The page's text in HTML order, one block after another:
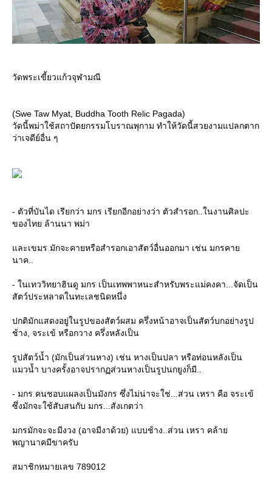
วัดพระเขี้ยวแก้วจุฬามณี
(Swe Taw Myat, Buddha Tooth Relic Pagada)
วัดนี้พม่าใช้สถาปัตยกรรมโบราณพุกาม ทำให้วัดนี้สวยงามแปลกตาก
ว่าเจดีย์อื่น ๆ
- ตัวที่บันได เรียกว่า มกร เรียกอีกอย่างว่า ตัวสำรอก..ในงานศิลปะ
ของไทย ล้านนา พม่า
ละเขมร มักจะคายหรือสำรอกเอาสัตว์อื่นออกมา เช่น มกรคา
นาค..
- ในเทววิทยาฮินดู มกร เป็นเทพพาหนะสำหรับพระแม่คงคา...จัดเป็น
สัตว์ประหลาดในทะเลชนิดหนึ่ง
ปกติมักแสดงอยู่ในรูปของสัตว์ผสม ครึ่งหน้าอาจเป็นสัตว์บกอย่างรูป
ช้าง, จระเข้ หรือกวาง ครึ่งหลังเป็น
รูปสัตว์น้ำ (มักเป็นส่วนหาง) เช่น หางเป็นปลา หรือท่อนหลังเป็น
มวน้ำ บางครั้งอาจปรากฏส่วนหางเป็นรูปนกยูงก็มี..
- มกร คนชอบแผลงเป็นมังกร ซึ่งไม่น่าจะใช่...ส่วน เหรา คือ จระเข้
ซึ่งมักจะใช้สับสนกับ มกร...สังเกตว่า
มกรมักจะจะมีงวง (อาจมีงาด้วย) แบบช้าง..ส่วน เหรา คล้า
พญานาคมีขาครับ
สมาชิกหมายเลข 789012